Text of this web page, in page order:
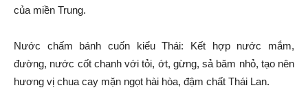
của miền Trung.
Nước chấm bánh cuốn kiểu Thái: Kết hợp nước mắm,
đường, nước cốt chanh với tỏi, ớt, gừng, sả băm nhỏ, tạo nên
hương vị chua cay mặn ngọt hài hòa, đậm chất Thái Lan.